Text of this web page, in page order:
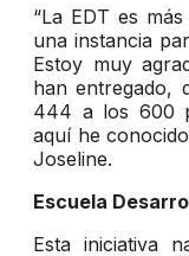
“La EDT es
una instancia
Estoy muy
han entregado,
444 a los 600
aquí he
Joseline.
Escuela
Esta iniciativa